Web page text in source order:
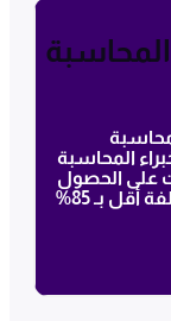
محاسبة
المحاسبة
على الحصول
على إدارة مالية آلية وتحقيق الامتثال بتكلفة أقل بـ 85%